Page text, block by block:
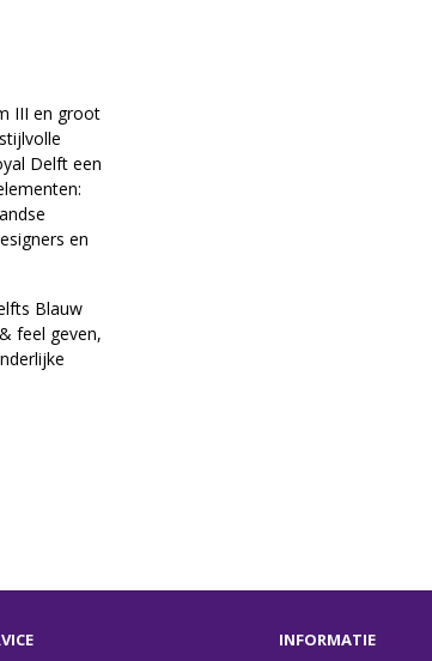
III en groot
Delft een
en
Blauw
feel geven,
INFORMATIE